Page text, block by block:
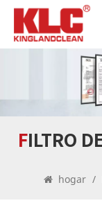
FILTRO DE BANCO V DE FIBRA DE
hogar /